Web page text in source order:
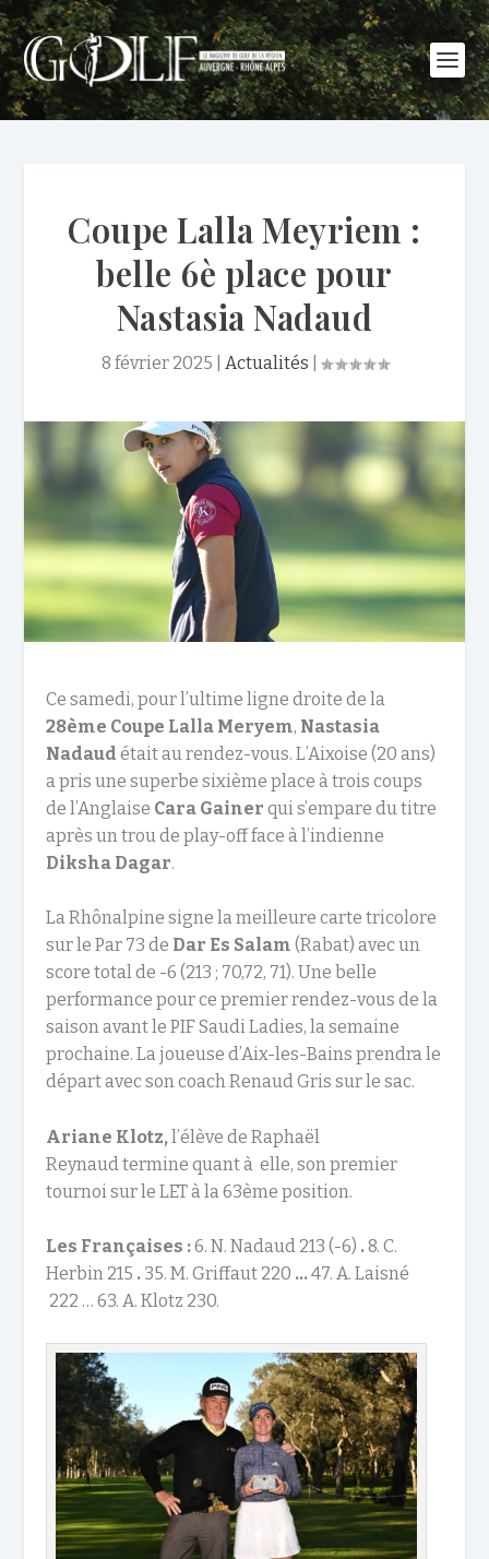
Coupe Lalla Meyriem :
belle 6è place pour
Nastasia Nadaud
8 février 2025 Actualités
Ce samedi, pour l’ultime ligne droite de la
28ème Coupe Lalla Meryem, Nastasia
Nadaud était au rendez-vous. L’Aixoise (20 ans)
a pris une superbe sixième place à trois coups
de l’Anglaise Cara Gainer qui s’empare du titre
après un trou de play-off face à l’indienne
Diksha Dagar.
La Rhônalpine signe la meilleure carte tricolore
sur le Par 73 de Dar Es Salam (Rabat) avec un
score total de -6 (213 ; 70,72, 71). Une belle
performance pour ce premier rendez-vous de la
saison avant le PIF Saudi Ladies, la semaine
prochaine. La joueuse d’Aix-les-Bains prendra le
départ avec son coach Renaud Gris sur le sac.
Ariane Klotz,l’élève de Raphaël
Reynaud termine quant à elle, son premier
tournoi sur le LET à la 63ème position.
Les Françaises :6. N. Nadaud 213 (-6) .8. C.
Herbin 215 . 35. M. Griffaut 220 …47. A. Laisné
222 … 63. A. Klotz 230.